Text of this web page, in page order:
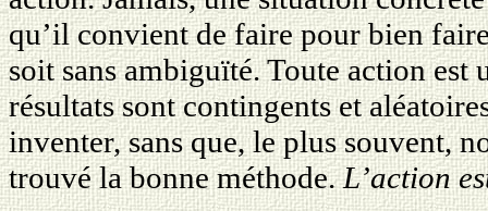
qu’il convient de faire pour bien
soit sans ambiguïté. Toute action est
résultats sont contingents et
inventer, sans que, le plus souvent,
trouvé la bonne méthode.L’action